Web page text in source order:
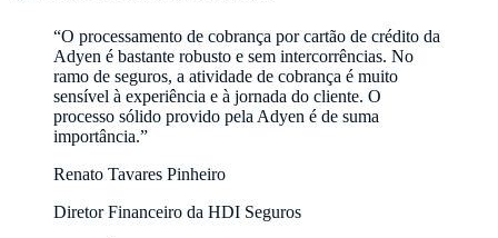
“O processamento de cobrança por cartão de crédito da
Adyen é bastante robusto e sem intercorrências. No
ramo de seguros, a atividade de cobrança é muito
sensível à experiência e à jornada do cliente. O
processo sólido provido pela Adyen é de suma
Renato Tavares Pinheiro
Diretor Financeiro da HDI Seguros